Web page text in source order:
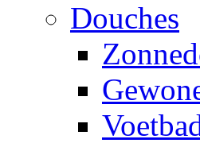
Douches